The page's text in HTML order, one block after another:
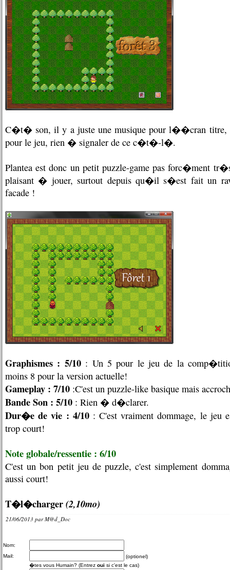
C�t� son, il y a juste une musique pour l��cran titre,
pour le jeu, rien � signaler de ce c�t�-l�.
Plantea est donc un petit puzzle-game pas forc�ment
plaisant � jouer, surtout depuis qu�il s�est fait un
facade !
Graphismes : 5/10: Un 5 pour le jeu de la
moins 8 pour la version actuelle!
Gameplay : 7/10 :C'est un puzzle-like basique mais
Bande Son : 5/10 : Rien � d�clarer.
Dur�e de vie : 4/10: C'est vraiment dommage, le jeu
trop court!
Note globale/ressentie : 6/10
C'est un bon petit jeu de puzzle, c'est simplement
aussi court!
T�l�charger(2,10mo)
21/06/2013 parM@d_Doc
Nom:
Mail:
(optionel)
�tes vous Humain? (Entrez oui si c'est le cas)